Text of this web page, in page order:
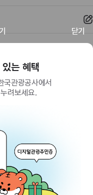
닫기
는 혜택
관광공사에서
려보세요.